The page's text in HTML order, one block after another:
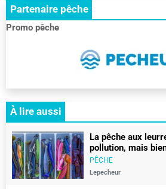
chasse
:
le
chasseurs
Partenaire pêche
Promo pêche
À lire aussi
La pêche aux
pollution, mais
PÊCHE
Lepecheur